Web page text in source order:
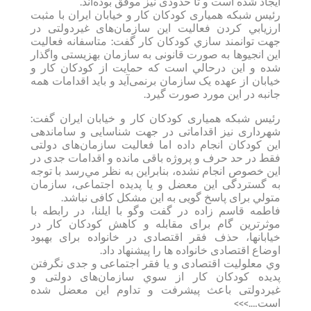
رئیس شبکه همیاری کودکان کار و خیابان ایران با مثبت
ارزيابي كردن فعالیت این سازمان‌های غیردولتی در
جهت توانمند سازي كودكان كار گفت: متاسفانه فعاليت
اين انجيوها به صورت قانونی به سازمان بهزیستی واگذار
شده و اين درحالي است که حمايت از كودكان كار و
خيابان از عهده یک سازمان برنمی‌آید و باید اقدامات همه
جانبه در اين مورد صورت گیرد.
رئیس شبکه همیاری کودکان کار و خیابان ایران گفت:
شهرداری نیز اقداماتی در جهت شناسایی و ساماندهی
اين كودكان انجام داده اما فعالیت سازمان‌های دولتی
فقط در حد حرف و پروژه باقی مانده و اقدامات جدی در
اين خصوص انجام نشده، بنابراين به نظر مي‌رسد با توجه
به گستردگی این معضل و یا پدیده اجتماعی، سازمان
متولي برای پاسخ گویی به این مشکل کافی نباشد.
فاطمه قاسم زاده در گفت وگو با ایلنا، در رابطه با
موثرترین گام برای مقابله و كاهش کودکان کار در
خیابانها، حذف فقر اقتصادی در خانواده برای بهبود
اوضاع اقتصادی خانواده ها را پیشنهاد داد.
وي معلولیت اقتصادی و یا فقر اجتماعی و جدی نگرفتن
پدیده کودکان کار از سوي سازمان‌های دولتی و
غیردولتی باعث پیشرفت و تداوم این معضل شده
است….>>>